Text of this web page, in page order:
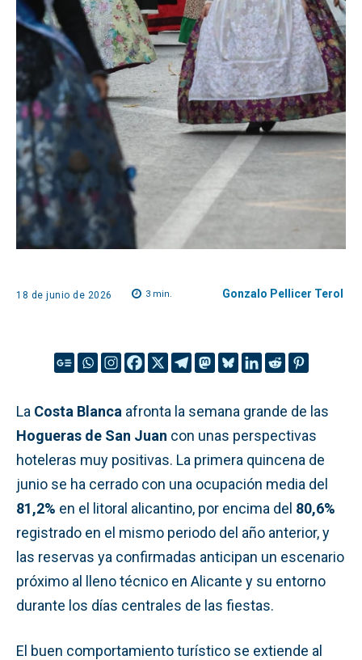
18 de junio de 2026 3min. Gonzalo Pellicer Terol
La Costa Blanca afronta la semana grande de las
Hogueras de San Juan con unas perspectivas
hoteleras muy positivas. La primera quincena de
junio se ha cerrado con una ocupación media del
81,2% en el litoral alicantino, por encima del 80,6%
registrado en el mismo periodo del año anterior, y
las reservas ya confirmadas anticipan un escenario
próximo al lleno técnico en Alicante y su entorno
durante los días centrales de las fiestas.
El buen comportamiento turístico se extiende al